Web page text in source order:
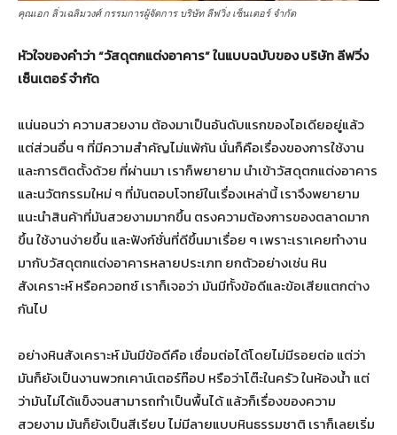
คุณเอก ลิ่วเฉลิมวงศ์ กรรมการผู้จัดการ บริษัท ลีฟวิ่ง เซ็นเตอร์ จำกัด
หัวใจของคำว่า “วัสดุตกแต่งอาคาร” ในแบบฉบับของ บริษัท ลีฟวิ่ง
เซ็นเตอร์ จำกัด
แน่นอนว่า ความสวยงาม ต้องมาเป็นอันดับแรกของไอเดียอยู่แล้ว
แต่ส่วนอื่น ๆ ที่มีความสำคัญไม่แพ้กัน นั่นก็คือเรื่องของการใช้งาน
และการติดตั้งด้วย ที่ผ่านมา เราก็พยายาม นำเข้าวัสดุตกแต่งอาคาร
และนวัตกรรมใหม่ ๆ ที่มันตอบโจทย์ในเรื่องเหล่านี้ เราจึงพยายาม
แนะนำสินค้าที่มันสวยงามมากขึ้น ตรงความต้องการของตลาดมาก
ขึ้น ใช้งานง่ายขึ้น และฟังก์ชั่นที่ดีขึ้นมาเรื่อย ๆ เพราะเราเคยทำงาน
มากับวัสดุตกแต่งอาคารหลายประเภท ยกตัวอย่างเช่น หิน
สังเคราะห์ หรือควอทซ์ เราก็เจอว่า มันมีทั้งข้อดีและข้อเสียแตกต่าง
กันไป
อย่างหินสังเคราะห์ มันมีข้อดีคือ เชื่อมต่อได้โดยไม่มีรอยต่อ แต่ว่า
มันก็ยังเป็นงานพวกเคาน์เตอร์ท๊อป หรือว่าโต๊ะในครัว ในห้องน้ำ แต่
ว่ามันไม่ได้แข็งจนสามารถทำเป็นพื้นได้ แล้วก็เรื่องของความ
สวยงาม มันก็ยังเป็นสีเรียบ ไม่มีลายแบบหินธรรมชาติ เราก็เลยเริ่ม